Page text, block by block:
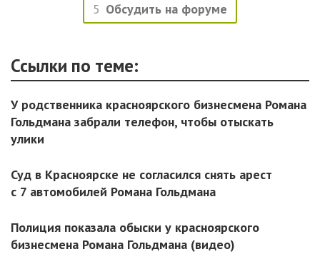
5 Обсудить на форуме
Ссылки по теме:
У родственника красноярского бизнесмена Романа
Гольдмана забрали телефон, чтобы отыскать
улики
Суд в Красноярске не согласился снять арест
с 7 автомобилей Романа Гольдмана
Полиция показала обыски у красноярского
бизнесмена Романа Гольдмана (видео)